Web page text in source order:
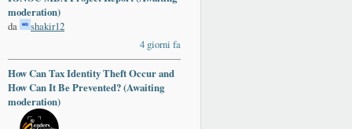
moderation)
da
shakir12
4 giorni fa
How Can Tax Identity Theft Occur and
How Can It Be Prevented? (Awaiting
moderation)